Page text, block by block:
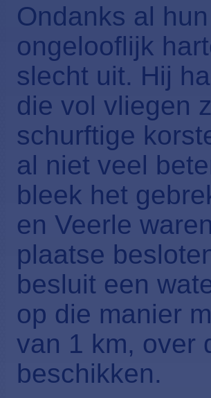
Ondanks al
ongelooflijk
slecht uit. Hij
die vol vliegen
schurftige
al niet veel
bleek het
en Veerle
plaatse
besluit een
op die manier
van 1 km, over
beschikken.